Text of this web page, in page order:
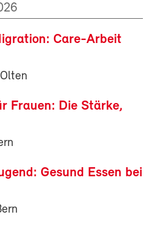
Care-Arbeit
Frauen: Die Stärke,
Gesund Essen bei